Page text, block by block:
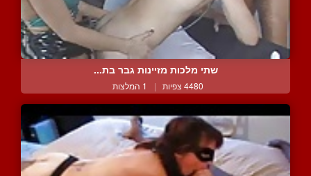
שתי מלכות מזיינות גבר בת...
4480 צפיות | 1 המלצות